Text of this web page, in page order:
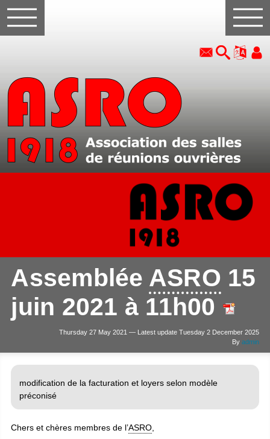
Assemblée ASRO 15
juin 2021 à 11h00
Thursday 27 May 2021 — Latest update Tuesday 2 December 2025
By admin
modification de la facturation et loyers selon modèle
préconisé
Chers et chères membres de l’ASRO,